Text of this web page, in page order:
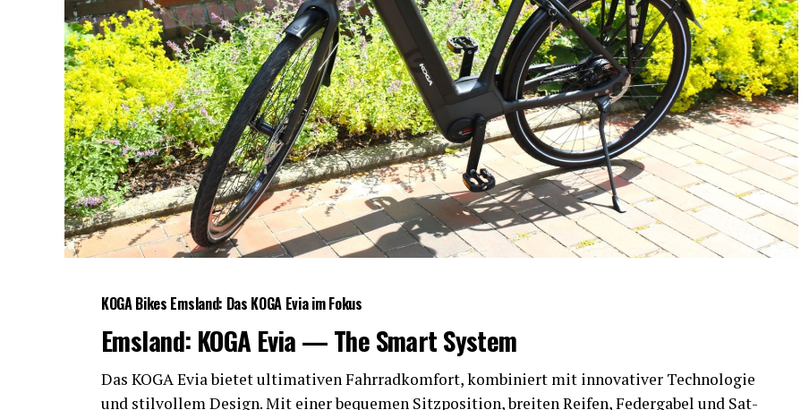
KOGA Bikes Ems­land: Das KOGA Evia im Fokus
Ems­land: KOGA Evia — The Smart System
Das KOGA Evia bie­tet ulti­ma­ti­ven Fahr­rad­kom­fort, kom­bi­niert mit inno­va­ti­ver Tech­no­lo­gie
und stil­vol­lem Design. Mit einer beque­men Sitz­po­si­ti­on, brei­ten Rei­fen, Feder­ga­bel und Sat­